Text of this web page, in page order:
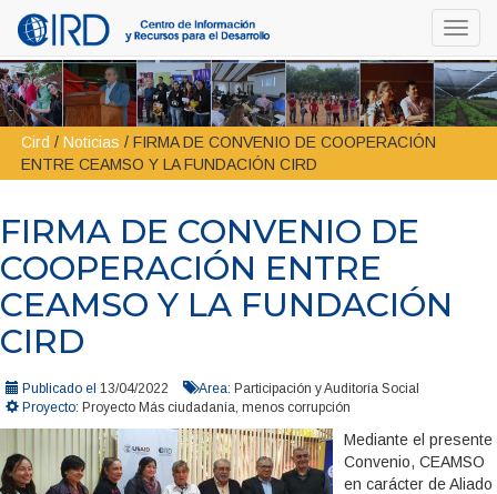
Cird / Noticias / FIRMA DE CONVENIO DE COOPERACIÓN
ENTRE CEAMSO Y LA FUNDACIÓN CIRD
FIRMA DE CONVENIO DE
COOPERACIÓN ENTRE
CEAMSO Y LA FUNDACIÓN
CIRD
Publicado el 13/04/2022 Area: Participación y Auditoría Social
Proyecto: Proyecto Más ciudadanía, menos corrupción
Mediante el presente
Convenio, CEAMSO
en carácter de Aliado